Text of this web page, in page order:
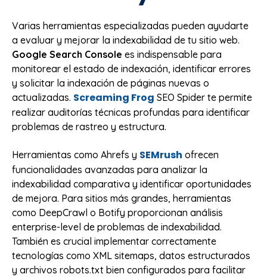
Varias herramientas especializadas pueden ayudarte
a evaluar y mejorar la indexabilidad de tu sitio web.
Google Search Console es indispensable para
monitorear el estado de indexación, identificar errores
y solicitar la indexación de páginas nuevas o
actualizadas. Screaming Frog SEO Spider te permite
realizar auditorías técnicas profundas para identificar
problemas de rastreo y estructura.
Herramientas como Ahrefs y SEMrush ofrecen
funcionalidades avanzadas para analizar la
indexabilidad comparativa y identificar oportunidades
de mejora. Para sitios más grandes, herramientas
como DeepCrawl o Botify proporcionan análisis
enterprise-level de problemas de indexabilidad.
También es crucial implementar correctamente
tecnologías como XML sitemaps, datos estructurados
y archivos robots.txt bien configurados para facilitar